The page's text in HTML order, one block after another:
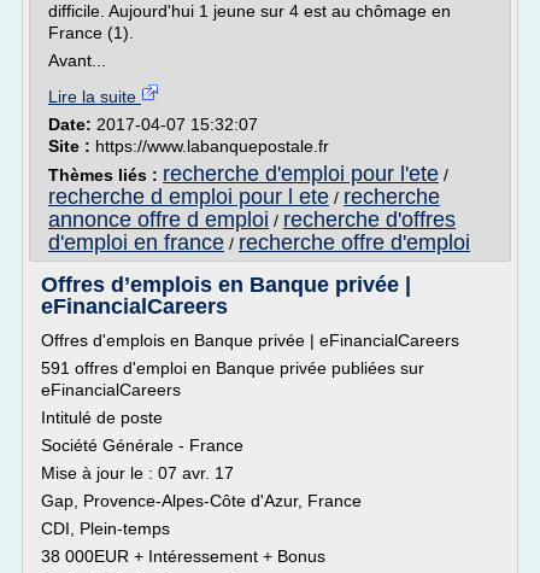
difficile. Aujourd'hui 1 jeune sur 4 est au chômage en
France (1).
Avant...
Lire la suite
Date: 2017-04-07 15:32:07
Site : https://www.labanquepostale.fr
Thèmes liés : recherche d'emploi pour l'ete /
recherche d emploi pour l ete / recherche
annonce offre d emploi / recherche d'offres
d'emploi en france / recherche offre d'emploi
Offres d’emplois en Banque privée |
eFinancialCareers
Offres d'emplois en Banque privée | eFinancialCareers
591 offres d'emploi en Banque privée publiées sur
eFinancialCareers
Intitulé de poste
Société Générale - France
Mise à jour le : 07 avr. 17
Gap, Provence-Alpes-Côte d'Azur, France
CDI, Plein-temps
38 000EUR + Intéressement + Bonus